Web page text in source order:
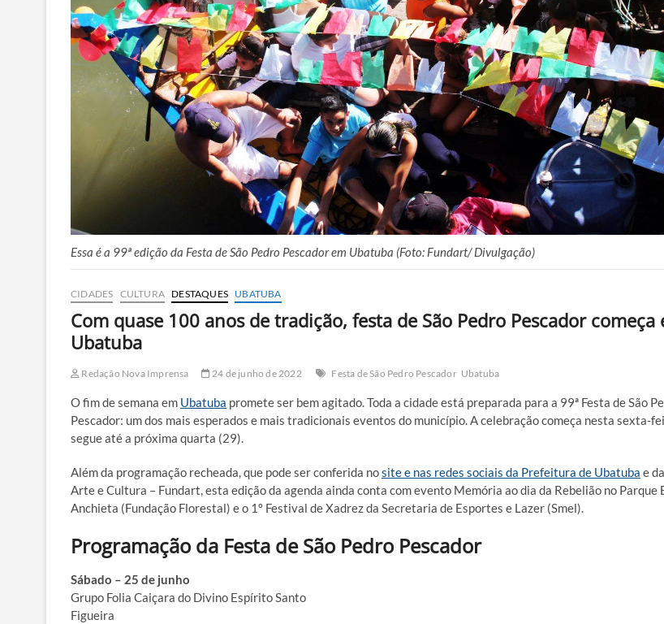
Essa é a 99ª edição da Festa de São Pedro Pescador em Ubatuba (Foto: Fundart/ Divulgação)
CIDADES CULTURA DESTAQUES UBATUBA
Com quase 100 anos de tradição, festa de São Pedro Pescador começa
Ubatuba
Redação Nova Imprensa 24 de junho de 2022 Festa de São Pedro Pescador Ubatuba
O fim de semana em Ubatuba promete ser bem agitado. Toda a cidade está preparada para a 99ª Festa de São
Pescador: um dos mais esperados e mais tradicionais eventos do município. A celebração começa nesta sexta-
segue até a próxima quarta (29).
Além da programação recheada, que pode ser conferida nosite e nas redes sociais da Prefeitura de Ubatuba e
Arte e Cultura – Fundart, esta edição da agenda ainda conta com evento Memória ao dia da Rebelião no Parque
Anchieta (Fundação Florestal) e o 1º Festival de Xadrez da Secretaria de Esportes e Lazer (Smel).
Programação da Festa de São Pedro Pescador
Sábado – 25 de junho
Grupo Folia Caiçara do Divino Espírito Santo
Figueira